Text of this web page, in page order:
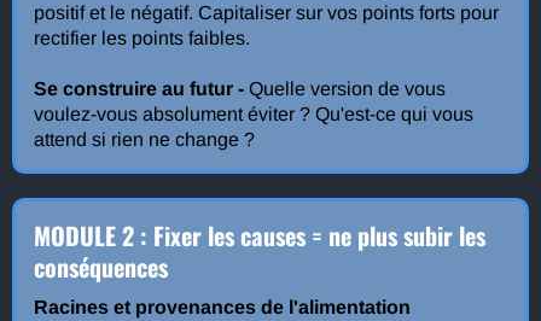
positif et le négatif. Capitaliser sur vos points forts pour
rectifier les points faibles.
Se construire au futur - Quelle version de vous
voulez-vous absolument éviter ? Qu'est-ce qui vous
attend si rien ne change ?
MODULE 2 : Fixer les causes = ne plus subir les
conséquences
Racines et provenances de l'alimentation